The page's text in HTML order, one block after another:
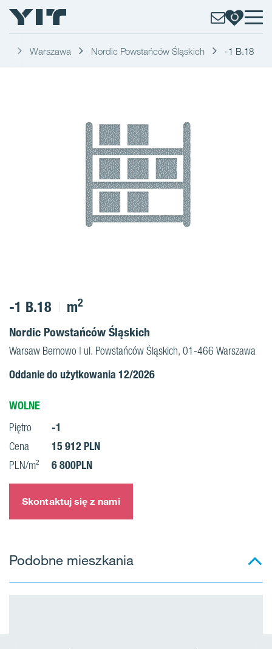
Warszawa Nordic Powstańców Śląskich -1 B.18
-1 B.18 m2
Nordic Powstańców Śląskich
Warsaw Bemowo | ul. Powstańców Śląskich, 01-466 Warszawa
Oddanie do użytkowania 12/2026
WOLNE
Piętro -1
Cena 15 912 PLN
PLN/m² 6 800PLN
Skontaktuj się z nami
Podobne mieszkania